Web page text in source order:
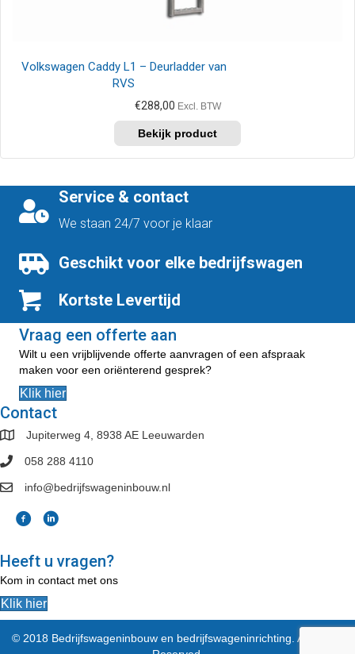
Volkswagen Caddy L1 – Deurladder van
RVS
€288,00 Excl. BTW
Service & contact
We staan 24/7 voor je klaar
Geschikt voor elke bedrijfswagen
Kortste Levertijd
Vraag een offerte aan
Wilt u een vrijblijvende offerte aanvragen of een afspraak
maken voor een oriënterend gesprek?
Klik hier
Contact
Jupiterweg 4, 8938 AE Leeuwarden
058 288 4110
info@bedrijfswageninbouw.nl
Heeft u vragen?
Kom in contact met ons
Klik hier
© 2018 Bedrijfswageninbouw en bedrijfswageninrichting. All Rights